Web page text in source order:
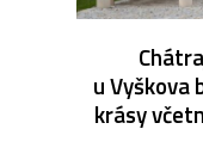
u Vyškova
krásy